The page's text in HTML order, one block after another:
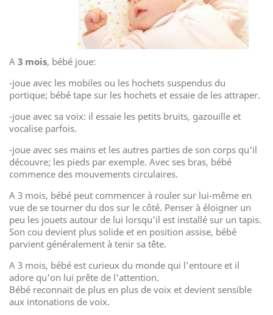
A 3 mois, bébé joue:
-joue avec les mobiles ou les hochets suspendus du
portique; bébé tape sur les hochets et essaie de les attraper.
-joue avec sa voix: il essaie les petits bruits, gazouille et
vocalise parfois.
-joue avec ses mains et les autres parties de son corps qu'il
découvre; les pieds par exemple. Avec ses bras, bébé
commence des mouvements circulaires.
A 3 mois, bébé peut commencer à rouler sur lui-même en
vue de se tourner du dos sur le côté. Penser à éloigner un
peu les jouets autour de lui lorsqu'il est installé sur un tapis.
Son cou devient plus solide et en position assise, bébé
parvient généralement à tenir sa tête.
A 3 mois, bébé est curieux du monde qui l'entoure et il
adore qu'on lui prête de l'attention.
Bébé reconnait de plus en plus de voix et devient sensible
aux intonations de voix.